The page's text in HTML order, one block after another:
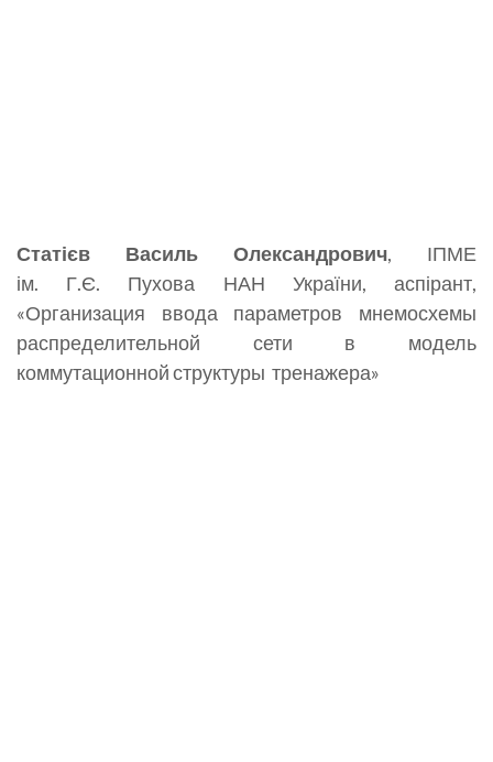
Статієв Василь Олександрович, ІПМЕ
ім. Г.Є. Пухова НАН України, аспірант,
«Организация ввода параметров мнемосхемы
распределительной сети в модель
коммутационной структуры тренажера»